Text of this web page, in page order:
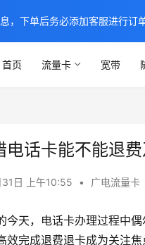
首页 流量卡 宽带
电话卡能不能退
日 上午10:55 • 广电流量卡
今天，电话卡办理过程中
效完成退费退卡成为关注
，下单后务必添加客服进行订